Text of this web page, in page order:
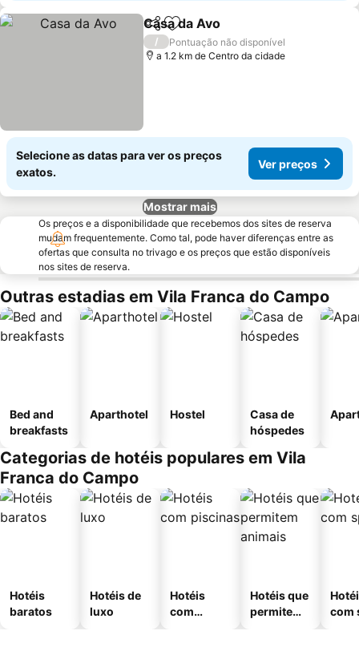
PartilharAdicionar aos favoritos
Casa da Avo
/
Pontuação não disponível
a 1.2 km de Centro da cidade
Selecione as datas para ver os preços
exatos.
Ver preços
Mostrar mais
Os preços e a disponibilidade que recebemos dos sites de reserva
mudam frequentemente. Como tal, pode haver diferenças entre as
ofertas que consulta no trivago e os preços que estão disponíveis
nos sites de reserva.
Outras estadias em Vila Franca do Campo
Bed and
breakfasts
Aparthotel Hostel
Casa de
hóspedes
Categorias de hotéis populares em Vila
Franca do Campo
Hotéis
baratos
Hotéis de
luxo
Hotéis
com
Hotéis que
permitem
com